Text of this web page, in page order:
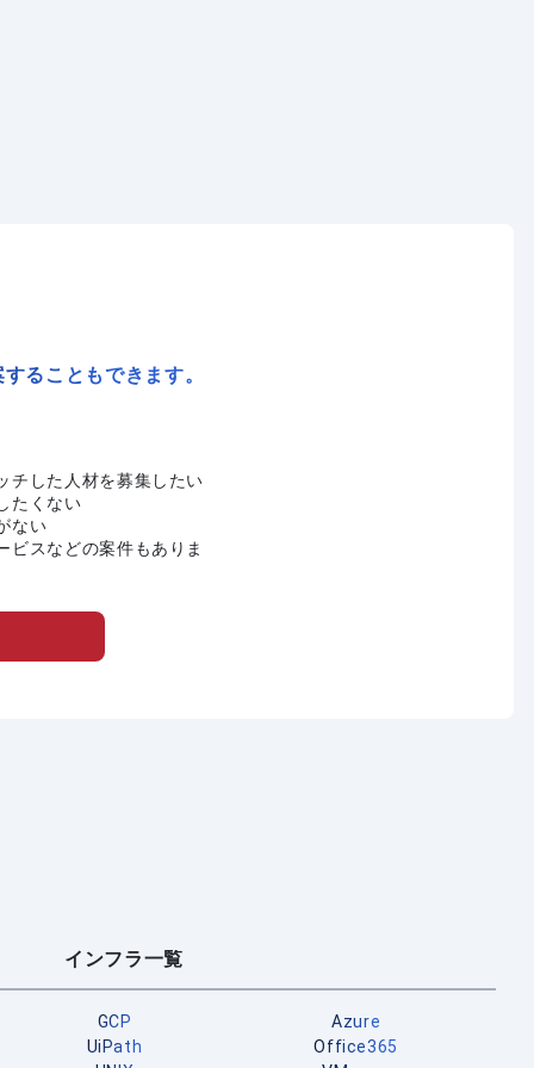
ることもできます。
チした人材を募集したい
たくない
ない
ビスなどの案件もありま
インフラ一覧
GCP
Azure
UiPath
Office365